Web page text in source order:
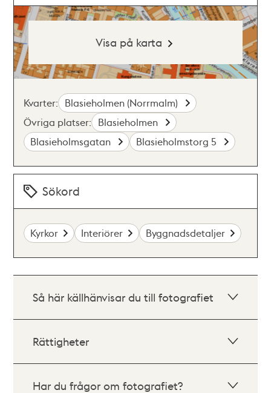
Visa på karta
Kvarter: Blasieholmen (Norrmalm)
Övriga platser: Blasieholmen
Blasieholmsgatan
Blasieholmstorg 5
Sökord
Kyrkor Interiörer Byggnadsdetaljer
Så här källhänvisar du till fotografiet
Rättigheter
Har du frågor om fotografiet?